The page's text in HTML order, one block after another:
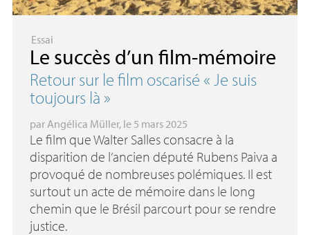
Essai
Le succès d’un film-mémoire
Retour sur le film oscarisé «Je suis
toujours là »
par Angélica Müller, le 5 mars 2025
Le film que Walter Salles consacre à la
disparition de l’ancien député Rubens Paiva a
provoqué de nombreuses polémiques. Il est
surtout un acte de mémoire dans le long
chemin que le Brésil parcourt pour se rendre
justice.